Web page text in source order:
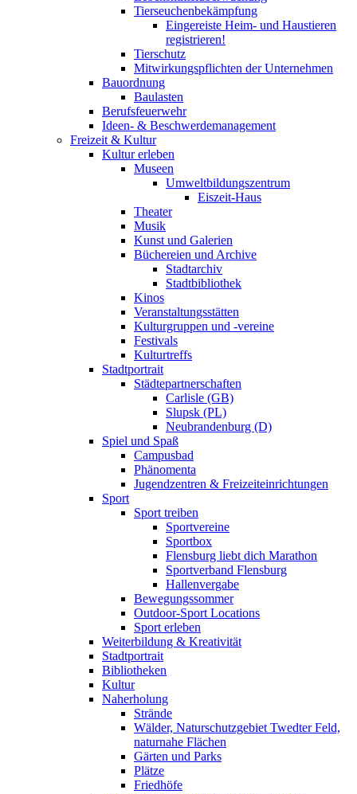
Tierseuchenbekämpfung
Eingereiste Heim- und Haustieren
registrieren!
Tierschutz
Mitwirkungspflichten der Unternehmen
Bauordnung
Baulasten
Berufsfeuerwehr
Ideen- & Beschwerdemanagement
Freizeit & Kultur
Kultur erleben
Museen
Umweltbildungszentrum
Eiszeit-Haus
Theater
Musik
Kunst und Galerien
Büchereien und Archive
Stadtarchiv
Stadtbibliothek
Kinos
Veranstaltungsstätten
Kulturgruppen und -vereine
Festivals
Kulturtreffs
Stadtportrait
Städtepartnerschaften
Carlisle (GB)
Slupsk (PL)
Neubrandenburg (D)
Spiel und Spaß
Campusbad
Phänomenta
Jugendzentren & Freizeiteinrichtungen
Sport
Sport treiben
Sportvereine
Sportbox
Flensburg liebt dich Marathon
Sportverband Flensburg
Hallenvergabe
Bewegungssommer
Outdoor-Sport Locations
Sport erleben
Weiterbildung & Kreativität
Stadtportrait
Bibliotheken
Kultur
Naherholung
Strände
Wälder, Naturschutzgebiet Twedter Feld,
naturnahe Flächen
Gärten und Parks
Plätze
Friedhöfe